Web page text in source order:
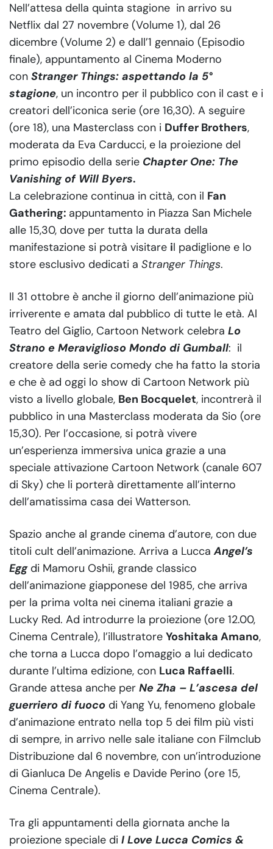
Nell’attesa della quinta stagione in arrivo su
Netflix dal 27 novembre (Volume 1), dal 26
dicembre (Volume 2) e dall’1 gennaio (Episodio
finale), appuntamento al Cinema Moderno
con Stranger Things: aspettando la 5°
stagione, un incontro per il pubblico con il cast e i
creatori dell’iconica serie (ore 16,30). A seguire
(ore 18), una Masterclass con i Duffer Brothers,
moderata da Eva Carducci, e la proiezione del
primo episodio della serie Chapter One: The
Vanishing of Will Byers.
La celebrazione continua in città, con il Fan
Gathering: appuntamento in Piazza San Michele
alle 15,30, dove per tutta la durata della
manifestazione si potrà visitare il padiglione e lo
store esclusivo dedicati a Stranger Things.
Il 31 ottobre è anche il giorno dell’animazione più
irriverente e amata dal pubblico di tutte le età. Al
Teatro del Giglio, Cartoon Network celebra Lo
Strano e Meraviglioso Mondo di Gumball: il
creatore della serie comedy che ha fatto la storia
e che è ad oggi lo show di Cartoon Network più
visto a livello globale, Ben Bocquelet, incontrerà il
pubblico in una Masterclass moderata da Sio (ore
15,30). Per l’occasione, si potrà vivere
un’esperienza immersiva unica grazie a una
speciale attivazione Cartoon Network (canale 607
di Sky) che li porterà direttamente all’interno
dell’amatissima casa dei Watterson.
Spazio anche al grande cinema d’autore, con due
titoli cult dell’animazione. Arriva a LuccaAngel’s
Eggdi Mamoru Oshii, grande classico
dell’animazione giapponese del 1985, che arriva
per la prima volta nei cinema italiani grazie a
Lucky Red. Ad introdurre la proiezione (ore 12.00,
Cinema Centrale), l’illustratore Yoshitaka Amano,
che torna a Lucca dopo l’omaggio a lui dedicato
durante l’ultima edizione, con Luca Raffaelli.
Grande attesa anche per Ne Zha – L’ascesa del
guerriero di fuoco di Yang Yu, fenomeno globale
d’animazione entrato nella top 5 dei film più visti
di sempre, in arrivo nelle sale italiane con Filmclub
Distribuzione dal 6 novembre, con un’introduzione
di Gianluca De Angelis e Davide Perino (ore 15,
Cinema Centrale).
Tra gli appuntamenti della giornata anche la
proiezione speciale di I Love Lucca Comics &